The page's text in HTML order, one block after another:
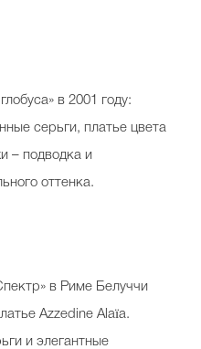
в 2001 году:
серьги, платье цвета
– подводка и
оттенка.
в Риме Белуччи
Azzedine Alaïa.
и элегантные